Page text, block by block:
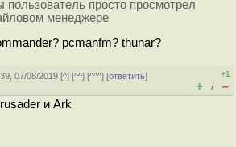
пользователь просто просмотрел
менеджере
pcmanfm? thunar?
07/08/2019 [^] [^^] [^^^] [ответить]
+1
+ / –
и Ark